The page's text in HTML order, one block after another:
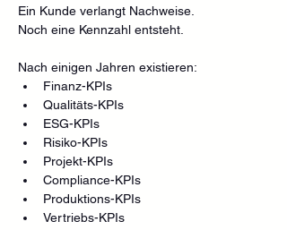
Ein Kunde verlangt Nachweise.
Noch eine Kennzahl entsteht.
Nach einigen Jahren existieren:
Finanz-KPIs
Qualitäts-KPIs
ESG-KPIs
Risiko-KPIs
Projekt-KPIs
Compliance-KPIs
Produktions-KPIs
Vertriebs-KPIs